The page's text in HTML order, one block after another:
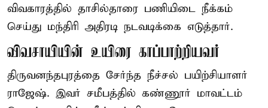
விவகாரத்தில் தாசில்தாரை பணியிடை நீக்கம்
செய்து மந்திரி அதிரடி நடவடிக்கை எடுத்தார்.
விவசாயியின் உயிரை காப்பாற்றியவர்
திருவனந்தபுரத்தை சேர்ந்த நீச்சல் பயிற்சியாளர்
ராஜேஷ். இவர் சமீபத்தில் கண்ணூர் மாவட்டம்